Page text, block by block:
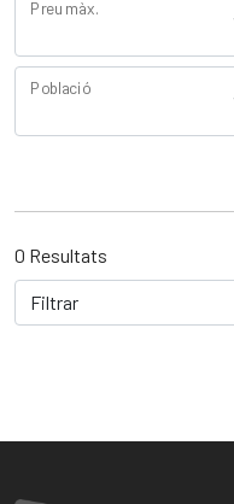
Preu màx.
Població
0 Resultats